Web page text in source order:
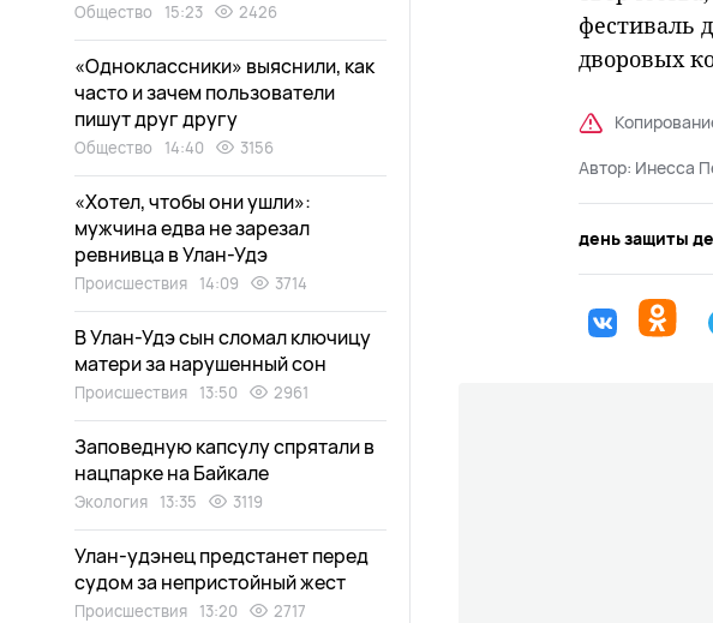
фестиваль
дворовых
Автор: Инесса
день защиты
Общество 15:23 2426
«Одноклассники» выяснили, как
часто и зачем пользователи
пишут друг другу
Общество 14:40 3156
«Хотел, чтобы они ушли»:
мужчина едва не зарезал
ревнивца в Улан-Удэ
Происшествия 14:09 3714
В Улан-Удэ сын сломал ключицу
матери за нарушенный сон
Происшествия 13:50 2961
Заповедную капсулу спрятали в
нацпарке на Байкале
Экология 13:35 3119
Улан-удэнец предстанет перед
судом за непристойный жест
Происшествия 13:20 2717